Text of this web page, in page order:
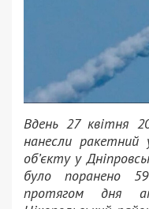
Вдень 27 квітня
нанесли ракетний
об’єкту у
було поранено
протягом дня